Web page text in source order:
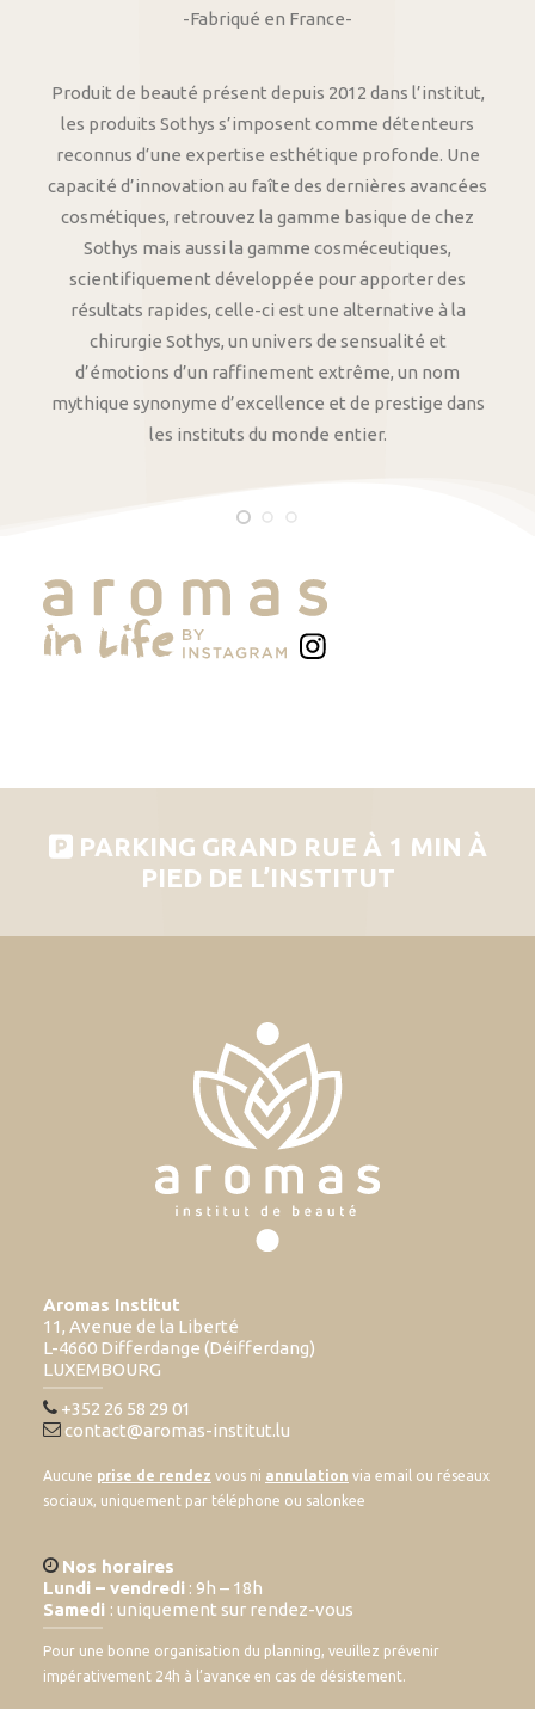
-Fabriqué en France-
Produit de beauté présent depuis 2012 dans l’institut,
les produits Sothys s’imposent comme détenteurs
reconnus d’une expertise esthétique profonde. Une
capacité d’innovation au faîte des dernières avancées
cosmétiques, retrouvez la gamme basique de chez
Sothys mais aussi la gamme cosméceutiques,
scientifiquement développée pour apporter des
résultats rapides, celle-ci est une alternative à la
chirurgie Sothys, un univers de sensualité et
d’émotions d’un raffinement extrême, un nom
mythique synonyme d’excellence et de prestige dans
les instituts du monde entier.
PARKING GRAND RUE À 1 MIN À
PIED DE L’INSTITUT
Aromas Institut
11, Avenue de la Liberté
L-4660 Differdange (Déifferdang)
LUXEMBOURG
+352 26 58 29 01
contact@aromas-institut.lu
Aucune prise de rendez vous ni annulation via email ou réseaux
sociaux, uniquement par téléphone ou salonkee
Nos horaires
Lundi – vendredi : 9h – 18h
Samedi : uniquement sur rendez-vous
Pour une bonne organisation du planning, veuillez prévenir
impérativement 24h à l’avance en cas de désistement.